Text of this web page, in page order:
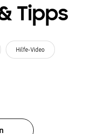
Tipps
Hilfe-Video